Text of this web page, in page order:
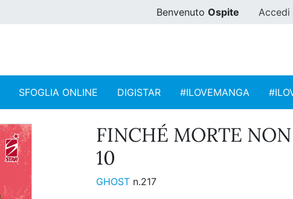
Benvenuto Ospite Accedi
SFOGLIA ONLINE DIGISTAR #ILOVEMANGA
FINCHÉ MORTE
10
GHOST n.217